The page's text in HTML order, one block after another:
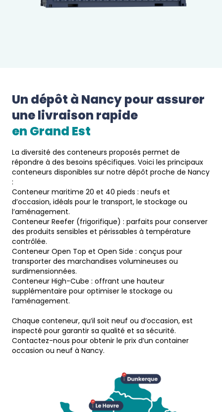
Un dépôt à Nancy pour assurer
une livraison rapide
en Grand Est
La diversité des conteneurs proposés permet de
répondre à des besoins spécifiques. Voici les principaux
conteneurs disponibles sur notre dépôt proche de Nancy
:
Conteneur maritime 20 et 40 pieds : neufs et
d’occasion, idéals pour le transport, le stockage ou
l’aménagement.
Conteneur Reefer (frigorifique) : parfaits pour conserver
des produits sensibles et périssables à température
contrôlée.
Conteneur Open Top et Open Side : conçus pour
transporter des marchandises volumineuses ou
surdimensionnées.
Conteneur High-Cube : offrant une hauteur
supplémentaire pour optimiser le stockage ou
l’aménagement.
Chaque conteneur, qu’il soit neuf ou d’occasion, est
inspecté pour garantir sa qualité et sa sécurité.
Contactez-nous pour obtenir le prix d’un container
occasion ou neuf à Nancy.